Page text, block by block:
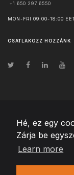
Hé, ez egy
Zárja be
Learn more
+1 650 297 6550
MON-FRI 09:00-18:00
CSATLAKOZZ HOZZÁNK
© Szerzői jog
Changelog ● Ezen